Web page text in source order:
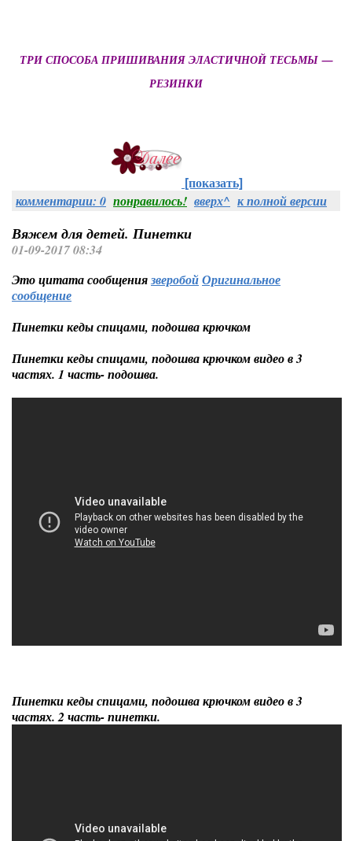
ТРИ СПОСОБА ПРИШИВАНИЯ ЭЛАСТИЧНОЙ ТЕСЬМЫ —
РЕЗИНКИ
[показать]
комментарии: 0 понравилось! вверх^ к полной версии
Вяжем для детей. Пинетки
01-09-2017 08:34
Это цитата сообщениязверобойОригинальное
сообщение
Пинетки кеды спицами, подошва крючком
Пинетки кеды спицами, подошва крючком видео в 3
частях. 1 часть- подошва.
Пинетки кеды спицами, подошва крючком видео в 3
частях. 2 часть- пинетки.